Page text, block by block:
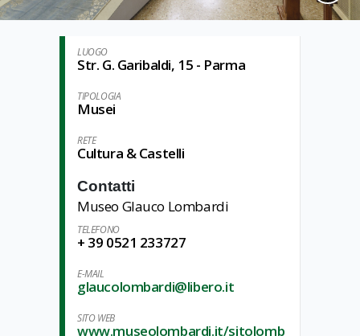
LUOGO
Str. G. Garibaldi, 15 - Parma
TIPOLOGIA
Musei
RETE
Cultura & Castelli
Contatti
Museo Glauco Lombardi
TELEFONO
+ 39 0521 233727
E-MAIL
glaucolombardi@libero.it
SITO WEB
www.museolombardi.it/sitolomb